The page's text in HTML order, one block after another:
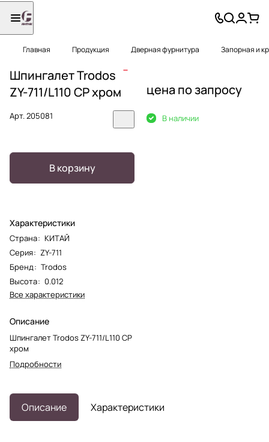
Главная Продукция Дверная фурнитура Запорная и
Шпингалет Trodos
ZY-711/L110 CP хром
Арт.205081
В корзину
Характеристики
Страна: КИТАЙ
Серия: ZY-711
Бренд: Trodos
Высота: 0.012
Все характеристики
Описание
Шпингалет Trodos ZY-711/L110 CP
хром
Подробности
цена по запросу
В наличии
Описание Характеристики